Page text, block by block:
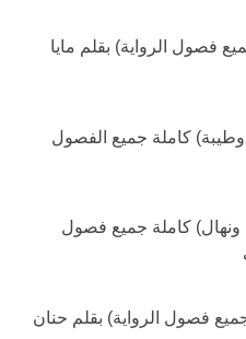
الرواية) بقلم مايا
كاملة جميع الفصول
كاملة جميع فصول
فصول الرواية) بقلم حنان